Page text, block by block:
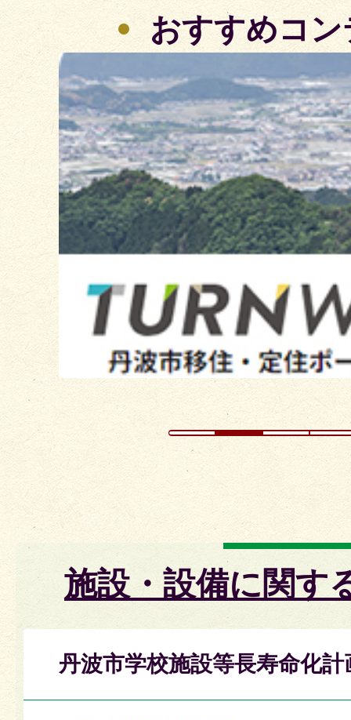
おすすめコ
2
枚
目
の
ス
施設・設備に関す
丹波市学校施設等長寿命化計